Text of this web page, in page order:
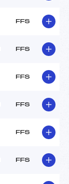
FFS
FFS
FFS
FFS
FFS
FFS